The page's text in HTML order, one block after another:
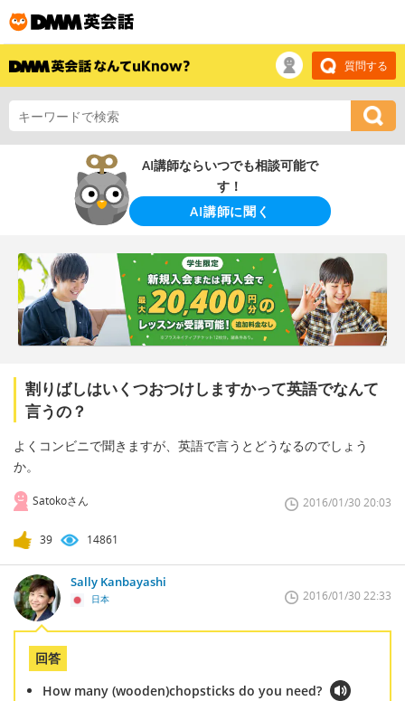
質問する
AI講師ならいつでも相談可能で
す！
AI講師に聞く
割りばしはいくつおつけしますかって英語でなんて
言うの？
よくコンビニで聞きますが、英語で言うとどうなるのでしょう
か。
Satokoさん 2016/01/30 20:03
39 14861
Sally Kanbayashi
日本 2016/01/30 22:33
回答
How many (wooden)chopsticks do you need?